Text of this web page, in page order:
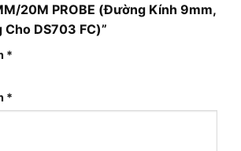
20M PROBE (Đường Kính 9mm,
Cho DS703 FC)”
*
*